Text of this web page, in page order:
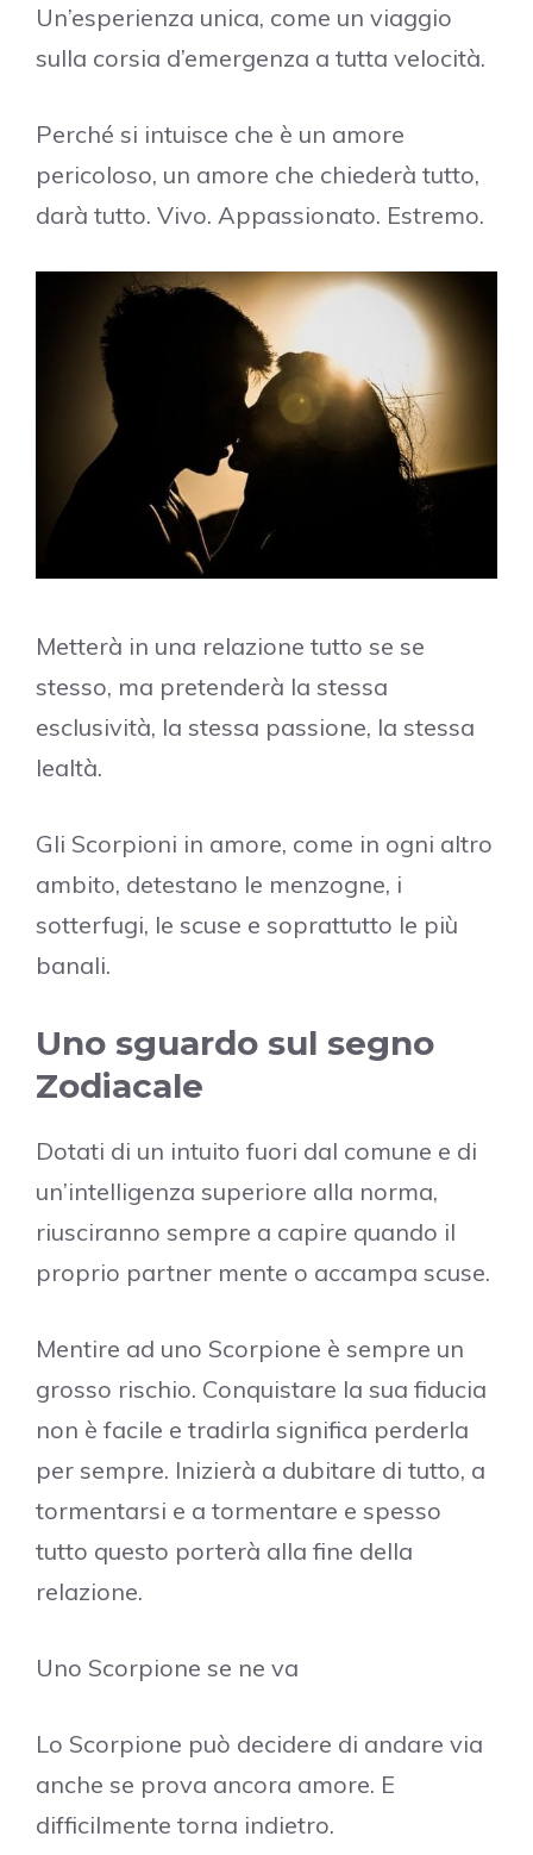
Un’esperienza unica, come un viaggio
sulla corsia d’emergenza a tutta velocità.
Perché si intuisce che è un amore
pericoloso, un amore che chiederà tutto,
darà tutto. Vivo. Appassionato. Estremo.
Metterà in una relazione tutto se se
stesso, ma pretenderà la stessa
esclusività, la stessa passione, la stessa
lealtà.
Gli Scorpioni in amore, come in ogni altro
ambito, detestano le menzogne, i
sotterfugi, le scuse e soprattutto le più
banali.
Uno sguardo sul segno
Zodiacale
Dotati di un intuito fuori dal comune e di
un’intelligenza superiore alla norma,
riusciranno sempre a capire quando il
proprio partner mente o accampa scuse.
Mentire ad uno Scorpione è sempre un
grosso rischio. Conquistare la sua fiducia
non è facile e tradirla significa perderla
per sempre. Inizierà a dubitare di tutto, a
tormentarsi e a tormentare e spesso
tutto questo porterà alla fine della
relazione.
Uno Scorpione se ne va
Lo Scorpione può decidere di andare via
anche se prova ancora amore. E
difficilmente torna indietro.